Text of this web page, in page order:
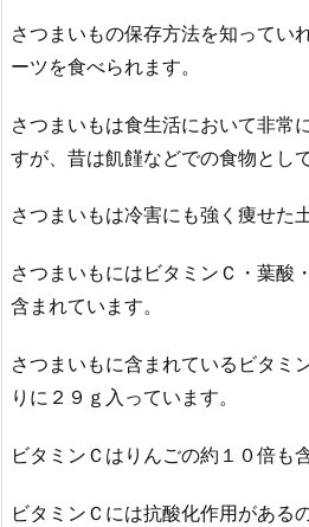
さつまいもの保存方法を知ってい
ーツを食べられます。
さつまいもは食生活において非常
すが、昔は飢饉などでの食物とし
さつまいもは冷害にも強く痩せた
さつまいもにはビタミンＣ・葉酸
含まれています。
さつまいもに含まれているビタミ
りに２９ｇ入っています。
ビタミンＣはりんごの約１０倍も
ビタミンＣには抗酸化作用がある